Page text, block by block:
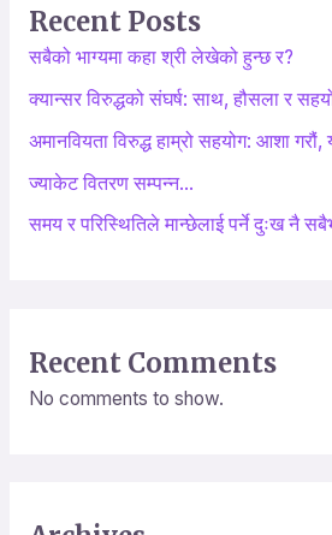
c
h
f
o
r
Recent Posts
सबैको भाग्यमा कहा श्री लेखेको हुन्छ र?
क्यान्सर विरुद्धको संघर्ष: साथ, हौसला र
अमानवियता विरुद्ध हाम्रो सहयोग: आशा
ज्याकेट वितरण सम्पन्न…
समय र परिस्थितिले मान्छेलाई पर्ने दुःख नै
Recent Comments
No comments to show.